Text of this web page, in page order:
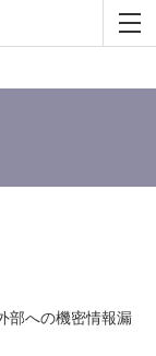
部への機密情報漏